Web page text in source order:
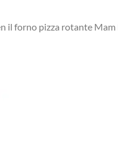
il forno pizza rotante